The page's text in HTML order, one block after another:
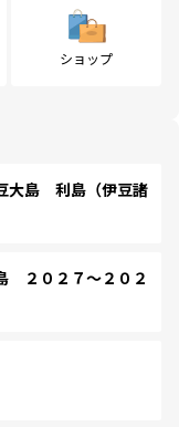
ショップ
島 利島（伊豆諸
２０２７～２０２